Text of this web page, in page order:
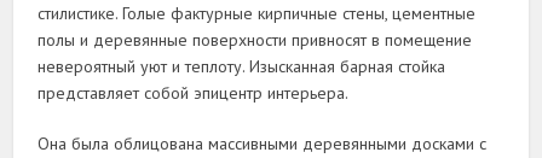
стилистике. Голые фактурные кирпичные стены, цементные
полы и деревянные поверхности привносят в помещение
невероятный уют и теплоту. Изысканная барная стойка
представляет собой эпицентр интерьера.
Она была облицована массивными деревянными досками с